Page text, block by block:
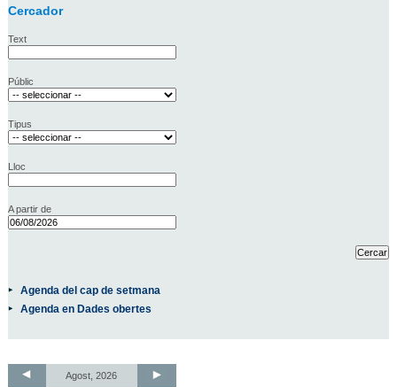
Cercador
Text
Públic
Tipus
Lloc
A partir de
Agenda del cap de setmana
Agenda en Dades obertes
Agost, 2026